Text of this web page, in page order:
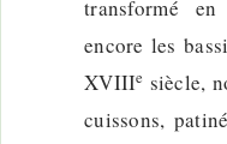
transformé
encore les
XVIIIe siècle,
cuissons,